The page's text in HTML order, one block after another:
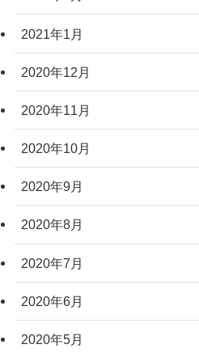
2021年1月
2020年12月
2020年11月
2020年10月
2020年9月
2020年8月
2020年7月
2020年6月
2020年5月